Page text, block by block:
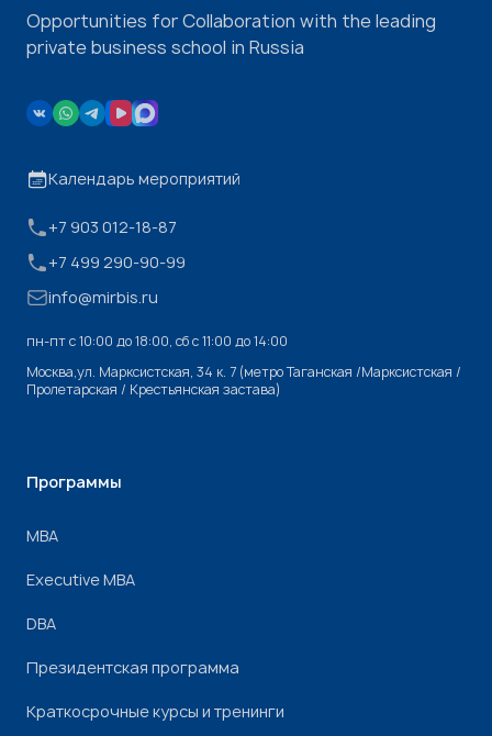
Opportunities for Collaboration with the leading
private business school in Russia
Календарь мероприятий
+7 903 012-18-87
+7 499 290-90-99
info@mirbis.ru
пн-пт с 10:00 до 18:00, cб с 11:00 до 14:00
Москва,ул. Марксистская, 34 к. 7 (метро Таганская /Марксистская /
Пролетарская / Крестьянская застава)
Программы
МВА
Executive MBA
DBA
Президентская программа
Краткосрочные курсы и тренинги